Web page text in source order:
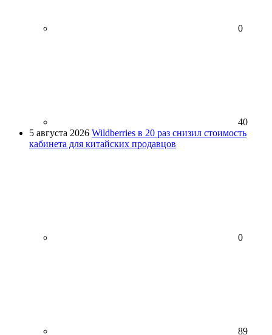
0
40
5 августа 2026 Wildberries в 20 раз снизил стоимость
кабинета для китайских продавцов
0
89